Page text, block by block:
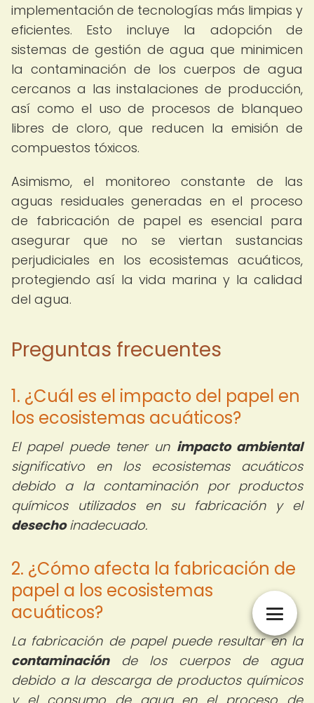
implementación de tecnologías más limpias y
eficientes. Esto incluye la adopción de
sistemas de gestión de agua que minimicen
la contaminación de los cuerpos de agua
cercanos a las instalaciones de producción,
así como el uso de procesos de blanqueo
libres de cloro, que reducen la emisión de
compuestos tóxicos.
Asimismo, el monitoreo constante de las
aguas residuales generadas en el proceso
de fabricación de papel es esencial para
asegurar que no se viertan sustancias
perjudiciales en los ecosistemas acuáticos,
protegiendo así la vida marina y la calidad
del agua.
Preguntas frecuentes
1. ¿Cuál es el impacto del papel en
los ecosistemas acuáticos?
El papel puede tener un impacto ambiental
significativo en los ecosistemas acuáticos
debido a la contaminación por productos
químicos utilizados en su fabricación y el
desechoinadecuado.
2. ¿Cómo afecta la fabricación de
papel a los ecosistemas
acuáticos?
La fabricación de papel puede resultar en la
contaminaciónde los cuerpos de agua
debido a la descarga de productos químicos